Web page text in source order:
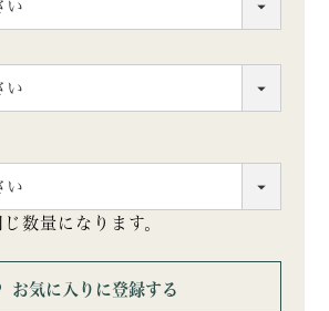
数量になります。
お気に入りに登録する